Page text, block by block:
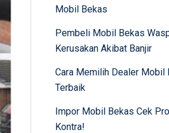
Mobil Bekas
Pembeli Mobil Bekas
Kerusakan Akibat Banjir
Cara Memilih Dealer Mobil
Terbaik
Impor Mobil Bekas Cek
Kontra!